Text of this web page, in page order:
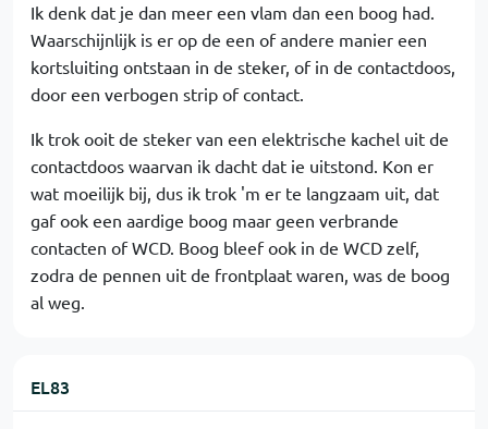
Ik denk dat je dan meer een vlam dan een boog had.
Waarschijnlijk is er op de een of andere manier een
kortsluiting ontstaan in de steker, of in de contactdoos,
door een verbogen strip of contact.
Ik trok ooit de steker van een elektrische kachel uit de
contactdoos waarvan ik dacht dat ie uitstond. Kon er
wat moeilijk bij, dus ik trok 'm er te langzaam uit, dat
gaf ook een aardige boog maar geen verbrande
contacten of WCD. Boog bleef ook in de WCD zelf,
zodra de pennen uit de frontplaat waren, was de boog
al weg.
EL83